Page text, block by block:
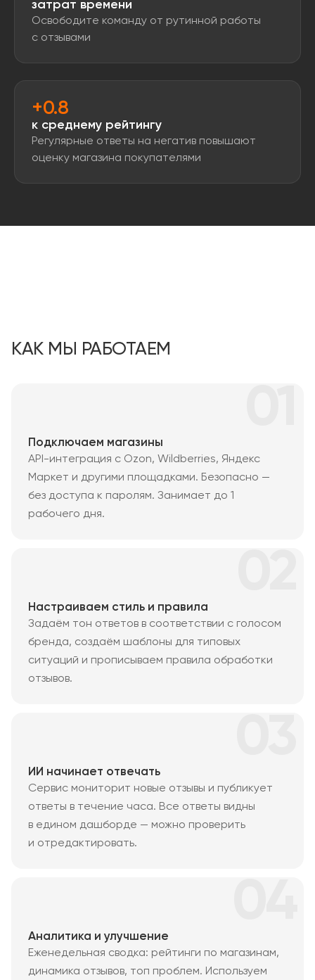
затрат времени
Освободите команду от рутинной работы
с отзывами
+0.8
к среднему рейтингу
Регулярные ответы на негатив повышают
оценку магазина покупателями
КАК МЫ РАБОТАЕМ
Подключаем магазины
API-интеграция с Ozon, Wildberries, Яндекс
Маркет и другими площадками. Безопасно —
без доступа к паролям. Занимает до 1
рабочего дня.
Настраиваем стиль и правила
Задаём тон ответов в соответствии с голосом
бренда, создаём шаблоны для типовых
ситуаций и прописываем правила обработки
отзывов.
ИИ начинает отвечать
Сервис мониторит новые отзывы и публикует
ответы в течение часа. Все ответы видны
в едином дашборде — можно проверить
и отредактировать.
Аналитика и улучшение
Еженедельная сводка: рейтинги по магазинам,
динамика отзывов, топ проблем. Используем